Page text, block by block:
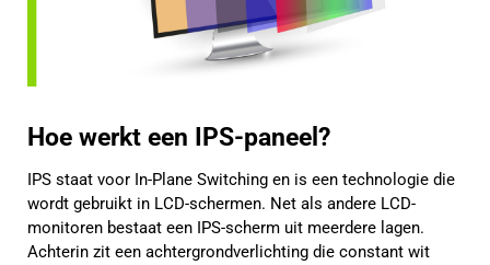
Hoe werkt een IPS-paneel?
IPS staat voor In-Plane Switching en is een technologie die
wordt gebruikt in LCD-schermen. Net als andere LCD-
monitoren bestaat een IPS-scherm uit meerdere lagen.
Achterin zit een achtergrondverlichting die constant wit